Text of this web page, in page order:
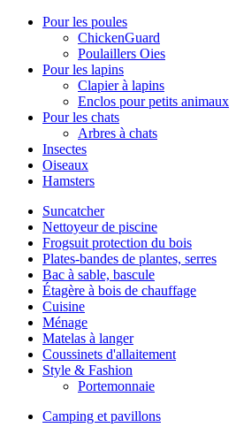
Pour les poules
ChickenGuard
Poulaillers Oies
Pour les lapins
Clapier à lapins
Enclos pour petits animaux
Pour les chats
Arbres à chats
Insectes
Oiseaux
Hamsters
Suncatcher
Nettoyeur de piscine
Frogsuit protection du bois
Plates-bandes de plantes, serres
Bac à sable, bascule
Étagère à bois de chauffage
Cuisine
Ménage
Matelas à langer
Coussinets d'allaitement
Style & Fashion
Portemonnaie
Camping et pavillons